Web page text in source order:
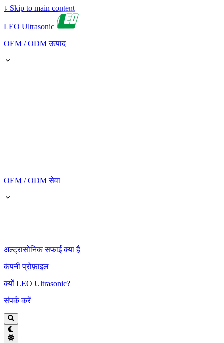
↓ Skip to main content
LEO Ultrasonic
OEM / ODM उत्पाद
OEM / ODM सेवा
अल्ट्रासोनिक सफाई क्या है
कंपनी प्रोफ़ाइल
क्यों LEO Ultrasonic?
संपर्क करें